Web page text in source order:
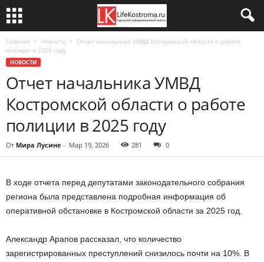
Главная Новости
Отчет начальника УМВД Костромской области о работе
полиции в 2025 году
НОВОСТИ
Отчет начальника УМВД
Костромской области о работе
полиции в 2025 году
От Мира Лусине - Мар 19, 2026 281 0
В ходе отчета перед депутатами законодательного собрания
региона была представлена подробная информация об
оперативной обстановке в Костромской области за 2025 год.
Александр Арапов рассказал, что количество
зарегистрированных преступлений снизилось почти на 10%. В